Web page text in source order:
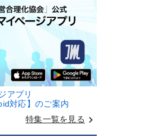
アプリ
対応】のご案内
特集一覧を見る keyboard_arrow_right